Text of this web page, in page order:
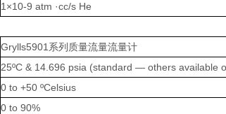
1×10-9 atm ·cc/s He
Grylls5901系列质量流量流量计
25ºC & 14.696 psia (standard — others available
0 to +50 ºCelsius
0 to 90%